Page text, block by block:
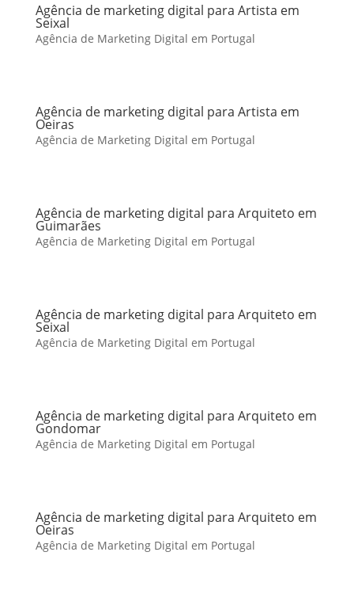
Agência de marketing digital para Artista em
Seixal
Agência de Marketing Digital em Portugal
Agência de marketing digital para Artista em
Oeiras
Agência de Marketing Digital em Portugal
Agência de marketing digital para Arquiteto em
Guimarães
Agência de Marketing Digital em Portugal
Agência de marketing digital para Arquiteto em
Seixal
Agência de Marketing Digital em Portugal
Agência de marketing digital para Arquiteto em
Gondomar
Agência de Marketing Digital em Portugal
Agência de marketing digital para Arquiteto em
Oeiras
Agência de Marketing Digital em Portugal